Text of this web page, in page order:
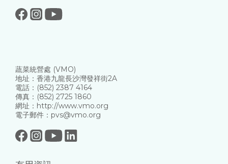
蔬菜統營處 (VMO)
地址：香港九龍長沙灣發祥街2A
電話：(852) 2387 4164
傳真：(852) 2725 1860
網址：http://www.vmo.org
電子郵件：pvs@vmo.org